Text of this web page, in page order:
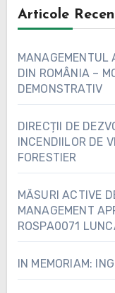
Articole
MANAGEMENTUL
DIN ROMÂNIA –
DEMONSTRATIV
DIRECȚII DE
INCENDIILOR DE
FORESTIER
MĂSURI ACTIVE
MANAGEMENT
ROSPA0071
IN MEMORIAM: